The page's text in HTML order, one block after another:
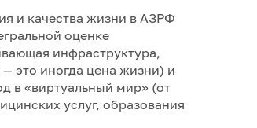
и качества жизни в АЗРФ
оценке
инфраструктура,
это иногда цена жизни) и
в «виртуальный мир» (от
услуг, образования